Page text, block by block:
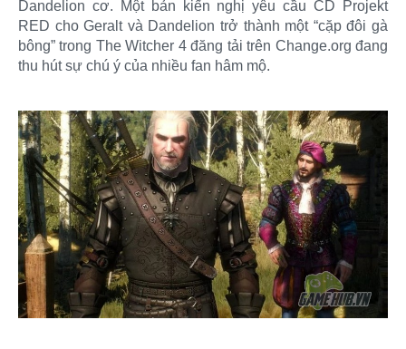
Dandelion cơ. Một bản kiến nghị yêu cầu CD Projekt
RED cho Geralt và Dandelion trở thành một “cặp đôi gà
bông” trong The Witcher 4 đăng tải trên Change.org đang
thu hút sự chú ý của nhiều fan hâm mộ.